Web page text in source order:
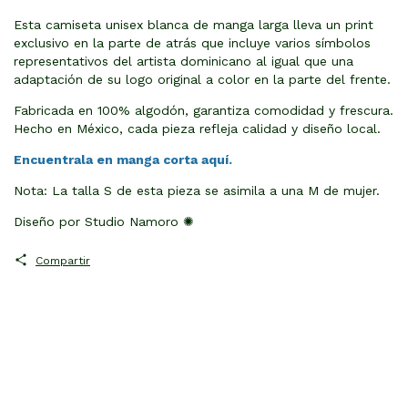
Esta camiseta unisex blanca de manga larga lleva un print
exclusivo en la parte de atrás que incluye varios símbolos
representativos del artista dominicano al igual que una
adaptación de su logo original a color en la parte del frente.
Fabricada en 100% algodón, garantiza comodidad y frescura.
Hecho en México, cada pieza refleja calidad y diseño local.
Encuentrala en manga corta aquí.
Nota: La talla S de esta pieza se asimila a una M de mujer.
Diseño por Studio Namoro ✺
Compartir